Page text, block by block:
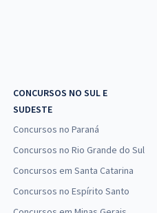
CONCURSOS NO SUL E
SUDESTE
Concursos no Paraná
Concursos no Rio Grande do Sul
Concursos em Santa Catarina
Concursos no Espírito Santo